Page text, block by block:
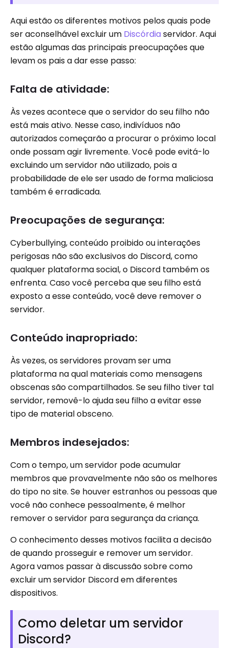
Aqui estão os diferentes motivos pelos quais pode
ser aconselhável excluir um Discórdia servidor. Aqui
estão algumas das principais preocupações que
levam os pais a dar esse passo:
Falta de atividade:
Às vezes acontece que o servidor do seu filho não
está mais ativo. Nesse caso, indivíduos não
autorizados começarão a procurar o próximo local
onde possam agir livremente. Você pode evitá-lo
excluindo um servidor não utilizado, pois a
probabilidade de ele ser usado de forma maliciosa
também é erradicada.
Preocupações de segurança:
Cyberbullying, conteúdo proibido ou interações
perigosas não são exclusivos do Discord, como
qualquer plataforma social, o Discord também os
enfrenta. Caso você perceba que seu filho está
exposto a esse conteúdo, você deve remover o
servidor.
Conteúdo inapropriado:
Às vezes, os servidores provam ser uma
plataforma na qual materiais como mensagens
obscenas são compartilhados. Se seu filho tiver tal
servidor, removê-lo ajuda seu filho a evitar esse
tipo de material obsceno.
Membros indesejados:
Com o tempo, um servidor pode acumular
membros que provavelmente não são os melhores
do tipo no site. Se houver estranhos ou pessoas que
você não conhece pessoalmente, é melhor
remover o servidor para segurança da criança.
O conhecimento desses motivos facilita a decisão
de quando prosseguir e remover um servidor.
Agora vamos passar à discussão sobre como
excluir um servidor Discord em diferentes
dispositivos.
Como deletar um servidor
Discord?